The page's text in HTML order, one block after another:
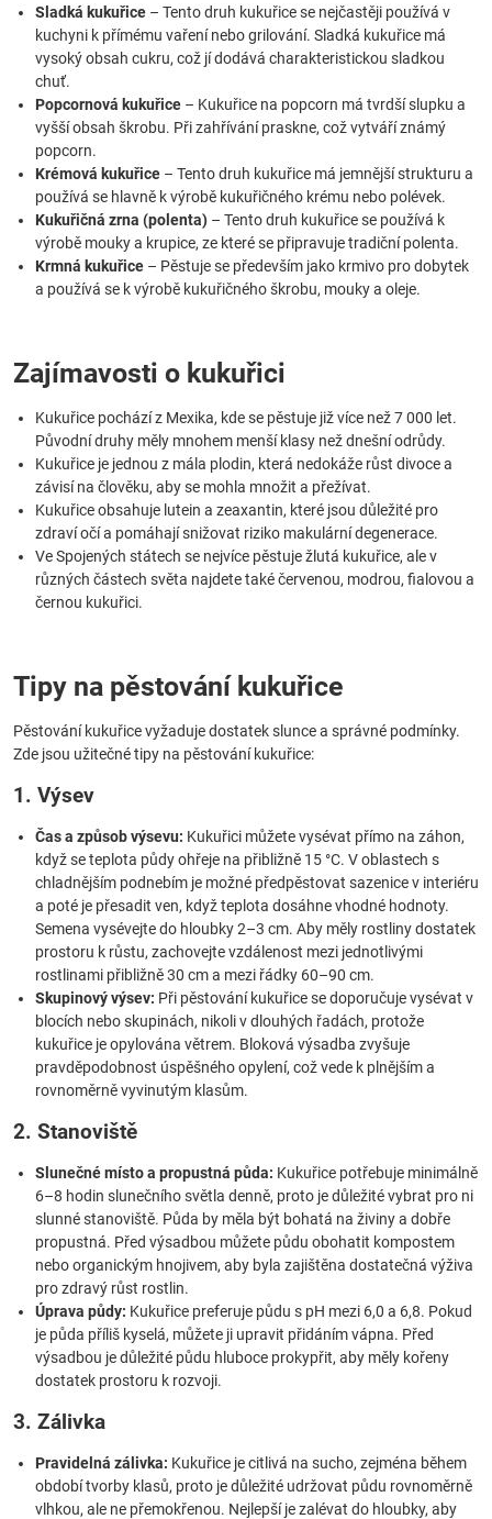
Sladká kukuřice – Tento druh kukuřice se nejčastěji používá v
kuchyni k přímému vaření nebo grilování. Sladká kukuřice má
vysoký obsah cukru, což jí dodává charakteristickou sladkou
chuť.
Popcornová kukuřice – Kukuřice na popcorn má tvrdší slupku a
vyšší obsah škrobu. Při zahřívání praskne, což vytváří známý
popcorn.
Krémová kukuřice – Tento druh kukuřice má jemnější strukturu a
používá se hlavně k výrobě kukuřičného krému nebo polévek.
Kukuřičná zrna (polenta) – Tento druh kukuřice se používá k
výrobě mouky a krupice, ze které se připravuje tradiční polenta.
Krmná kukuřice – Pěstuje se především jako krmivo pro dobytek
a používá se k výrobě kukuřičného škrobu, mouky a oleje.
Zajímavosti o kukuřici
Kukuřice pochází z Mexika, kde se pěstuje již více než 7 000 let.
Původní druhy měly mnohem menší klasy než dnešní odrůdy.
Kukuřice je jednou z mála plodin, která nedokáže růst divoce a
závisí na člověku, aby se mohla množit a přežívat.
Kukuřice obsahuje lutein a zeaxantin, které jsou důležité pro
zdraví očí a pomáhají snižovat riziko makulární degenerace.
Ve Spojených státech se nejvíce pěstuje žlutá kukuřice, ale v
různých částech světa najdete také červenou, modrou, fialovou a
černou kukuřici.
Tipy na pěstování kukuřice
Pěstování kukuřice vyžaduje dostatek slunce a správné podmínky.
Zde jsou užitečné tipy na pěstování kukuřice:
1. Výsev
Čas a způsob výsevu: Kukuřici můžete vysévat přímo na záhon,
když se teplota půdy ohřeje na přibližně 15 °C. V oblastech s
chladnějším podnebím je možné předpěstovat sazenice v interiéru
a poté je přesadit ven, když teplota dosáhne vhodné hodnoty.
Semena vysévejte do hloubky 2–3 cm. Aby měly rostliny dostatek
prostoru k růstu, zachovejte vzdálenost mezi jednotlivými
rostlinami přibližně 30 cm a mezi řádky 60–90 cm.
Skupinový výsev: Při pěstování kukuřice se doporučuje vysévat v
blocích nebo skupinách, nikoli v dlouhých řadách, protože
kukuřice je opylována větrem. Bloková výsadba zvyšuje
pravděpodobnost úspěšného opylení, což vede k plnějším a
rovnoměrně vyvinutým klasům.
2. Stanoviště
Slunečné místo a propustná půda: Kukuřice potřebuje minimálně
6–8 hodin slunečního světla denně, proto je důležité vybrat pro ni
slunné stanoviště. Půda by měla být bohatá na živiny a dobře
propustná. Před výsadbou můžete půdu obohatit kompostem
nebo organickým hnojivem, aby byla zajištěna dostatečná výživa
pro zdravý růst rostlin.
Úprava půdy: Kukuřice preferuje půdu s pH mezi 6,0 a 6,8. Pokud
je půda příliš kyselá, můžete ji upravit přidáním vápna. Před
výsadbou je důležité půdu hluboce prokypřit, aby měly kořeny
dostatek prostoru k rozvoji.
3. Zálivka
Pravidelná zálivka: Kukuřice je citlivá na sucho, zejména během
období tvorby klasů, proto je důležité udržovat půdu rovnoměrně
vlhkou, ale ne přemokřenou. Nejlepší je zalévat do hloubky, aby